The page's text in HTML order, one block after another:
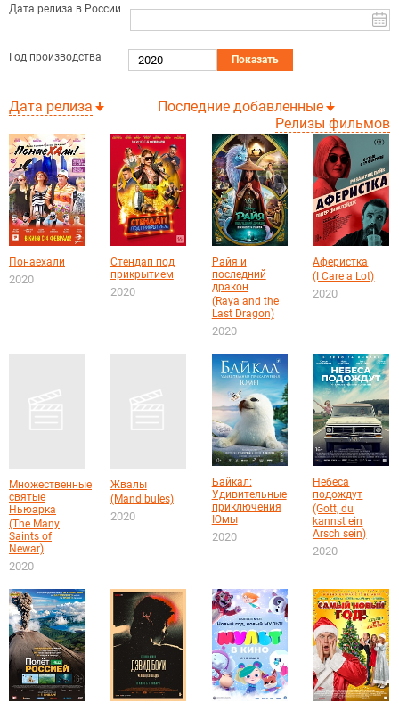
Дата релиза в России
Год производства Показать
Дата релиза
Последние добавленные
Релизы фильмов
Понаехали
2020
Стендап под
прикрытием
2020
Райя и
последний
дракон
(Raya and the
Last Dragon)
2020
Аферистка
(I Care a Lot)
2020
Множественные
святые
Ньюарка
(The Many
Saints of
Newar)
2020
Жвалы
(Mandibules)
2020
Байкал:
Удивительные
приключения
Юмы
2020
Небеса
подождут
(Gott, du
kannst ein
Arsch sein)
2020